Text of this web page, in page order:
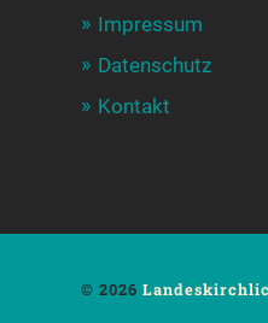
Impressum
Datenschutz
Kontakt
© 2026